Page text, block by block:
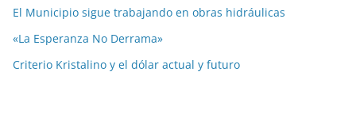
El Municipio sigue trabajando en obras hidráulicas
«La Esperanza No Derrama»
Criterio Kristalino y el dólar actual y futuro